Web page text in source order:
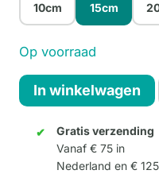
10cm 15cm
Op voorraad
Obama
15cm
aantal
In winkelwagen
Gratis verzending
Vanaf € 75 in
Nederland en €